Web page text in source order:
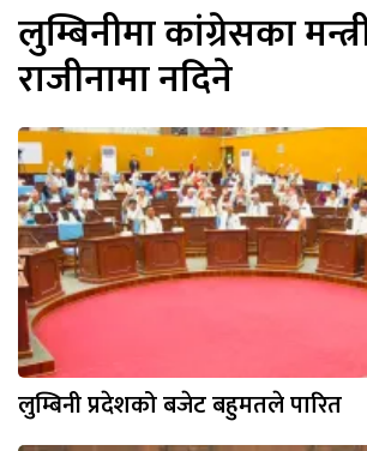
लुम्बिनीमा कांग्रेसका
राजीनामा नदिने
लुम्बिनी प्रदेशको बजेट बहुमतले पारित